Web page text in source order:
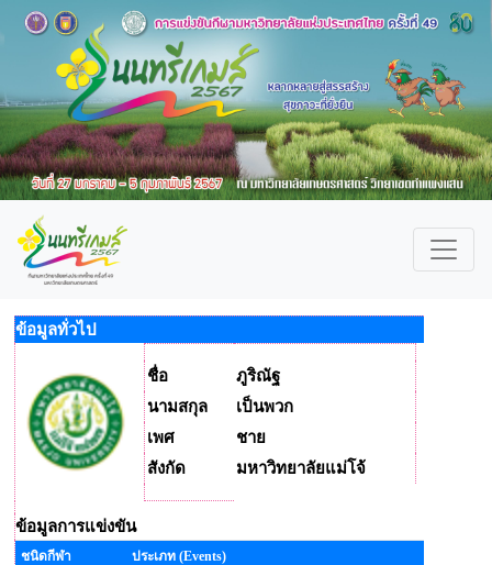
ข้อมูลทั่วไป
ชื่อ
ภูริณัฐ
นามสกุล
เป็นพวก
เพศ
ชาย
สังกัด
มหาวิทยาลัยแม่โจ้
ข้อมูลการแข่งขัน
ชนิดกีฬา
ประเภท (Events)